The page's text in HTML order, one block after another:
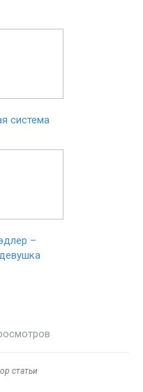
система
–
статьи